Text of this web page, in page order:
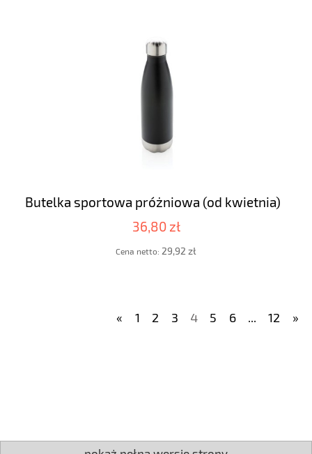
Butelka sportowa próżniowa (od kwietnia)
36,80 zł
Cena netto: 29,92 zł
« 1 2 3 4 5 6 ... 12 »